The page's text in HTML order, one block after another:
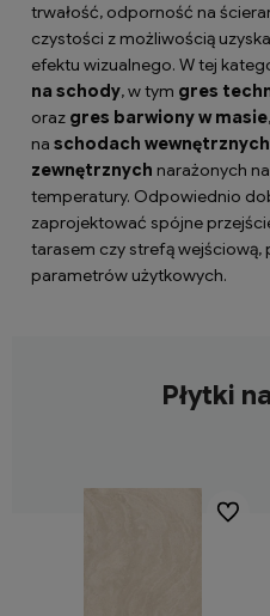
trwałość, odporność na
czystości z możliwością
efektu wizualnego. W tej
na schody, w tym gres
oraz gres barwiony w masie
na schodach wewnętrznych
zewnętrznych narażonych
temperatury. Odpowiednio
zaprojektować spójne
tarasem czy strefą wejściową,
parametrów użytkowych.
Płytki
Do